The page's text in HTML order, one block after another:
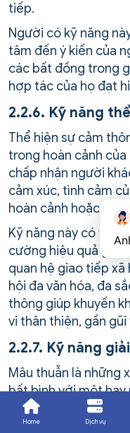
tiếp.
Người có kỹ năng
tâm đến ý kiến của
các bất đồng trong
hợp tác của họ đạt
2.2.6. Kỹ năng
Thể hiện sự cảm
trong hoàn cảnh
chấp nhận người
cảm xúc, tình cảm
hoàn cảnh hoặc nhu
Kỹ năng này có ý
cường hiệu quả giao
quan hệ giao tiếp
hội đa văn hóa, đa
thông giúp khuyến
vi thân thiện, gần gũi
2.2.7. Kỹ năng
Mâu thuẫn là những
bất bình với một hay
đó. Mâu thuẫn
thường bắt nguồn
Home Dịch vụ